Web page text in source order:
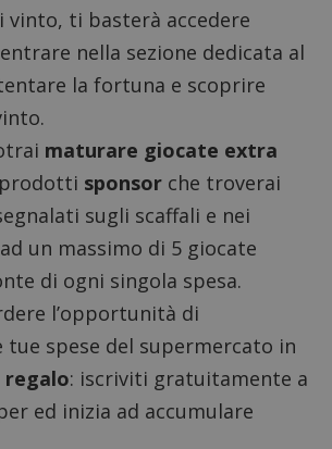
vinto, ti basterà accedere
entrare nella sezione dedicata al
la fortuna e scoprire
maturare giocate extra
sponsor che troverai
sugli scaffali e nei
un massimo di 5 giocate
di ogni singola spesa.
l’opportunità di
spese del supermercato in
regalo: iscriviti gratuitamente a
ed inizia ad accumulare